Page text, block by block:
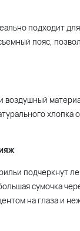
подходит
пояс,
хлопка
подчеркнут
сумочка
на глаза и